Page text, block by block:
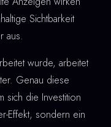
Sichtbarkeit
aus.
wurde, arbeitet
Genau diese
sich die Investition
Effekt, sondern ein